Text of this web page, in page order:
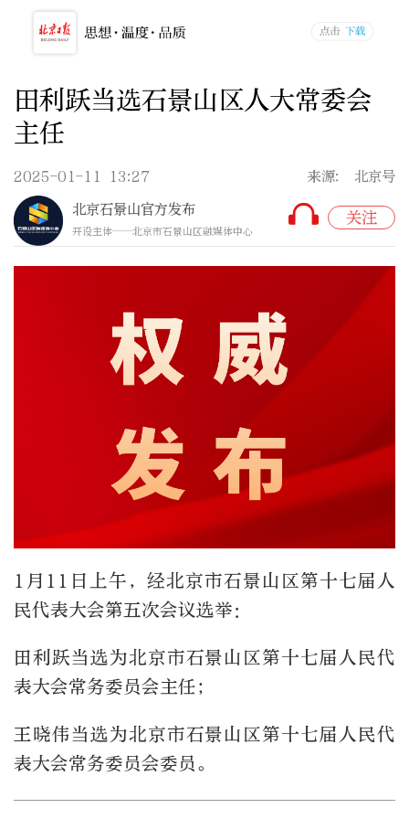
田利跃当选石景山区人大常委会
主任
2025-01-11 13:27
来源: 北京号
北京石景山官方发布
开设主体——北京市石景山区融媒体中心
关注
1月11日上午，经北京市石景山区第十七届人
民代表大会第五次会议选举：
田利跃当选为北京市石景山区第十七届人民代
表大会常务委员会主任；
王晓伟当选为北京市石景山区第十七届人民代
表大会常务委员会委员。